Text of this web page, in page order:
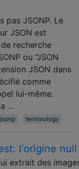
pas JSONP. Le
JSON est
recherche
ou "JSON
JSON dans
comme
lui-même.
…
jsonp terminology
l'origine
extrait des